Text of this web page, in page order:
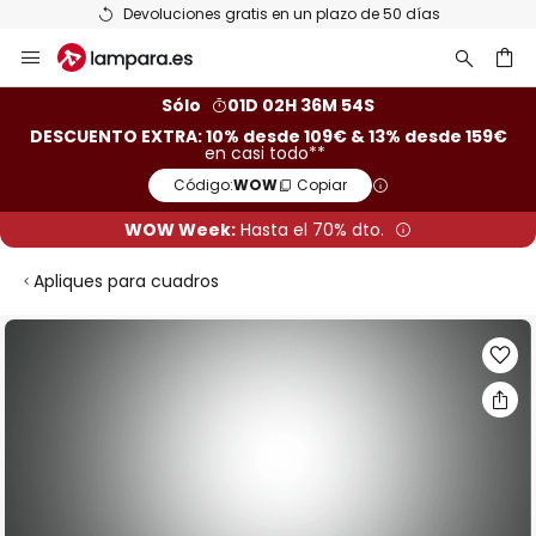
Devoluciones gratis en un plazo de 50 días
al
Sólo
01D 02H 36M 53S
DESCUENTO EXTRA: 10% desde 109€ & 13% desde 159€
en casi todo**
Código:WOW Copiar
WOW Week: Hasta el 70% dto.
Apliques para cuadros
Saltar